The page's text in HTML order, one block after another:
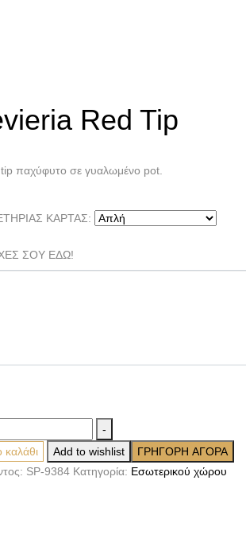
Red Tip
tip παχύφυτο σε γυαλωμένο pot.
ΚΑΡΤΑΣ:
ΣΟΥ ΕΔΩ!
-
Add to wishlist
ΓΡΗΓΟΡΗ ΑΓΟΡΑ
SP-9384 Κατηγορία: Εσωτερικού χώρου